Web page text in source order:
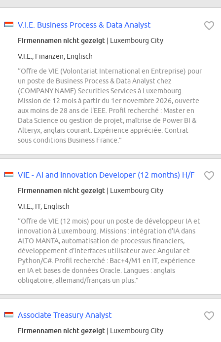
V.I.E. Business Process & Data Analyst
Firmennamen nicht gezeigt | Luxembourg City
V.I.E., Finanzen, Englisch
“Offre de VIE (Volontariat International en Entreprise) pour
un poste de Business Process & Data Analyst chez
(COMPANY NAME) Securities Services à Luxembourg.
Mission de 12 mois à partir du 1er novembre 2026, ouverte
aux moins de 28 ans de l'EEE. Profil recherché : Master en
Data Science ou gestion de projet, maîtrise de Power BI &
Alteryx, anglais courant. Expérience appréciée. Contrat
sous conditions Business France.”
VIE - AI and Innovation Developer (12 months) H/F
Firmennamen nicht gezeigt | Luxembourg City
V.I.E., IT, Englisch
“Offre de VIE (12 mois) pour un poste de développeur IA et
innovation à Luxembourg. Missions : intégration d'IA dans
ALTO MANTA, automatisation de processus financiers,
développement d'interfaces utilisateur avec Angular et
Python/C#. Profil recherché : Bac+4/M1 en IT, expérience
en IA et bases de données Oracle. Langues : anglais
obligatoire, allemand/français un plus.”
Associate Treasury Analyst
Firmennamen nicht gezeigt | Luxembourg City